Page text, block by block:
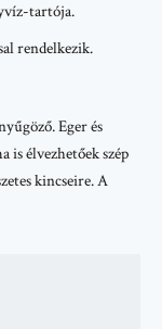
tartója.
rendelkezik.
Eger és
is élvezhetőek szép
kincseire. A